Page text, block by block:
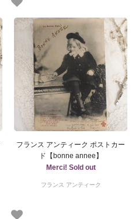
フランス アンティーク ポストカー
ド【bonne annee】
Merci! Sold out
フランス アンティーク